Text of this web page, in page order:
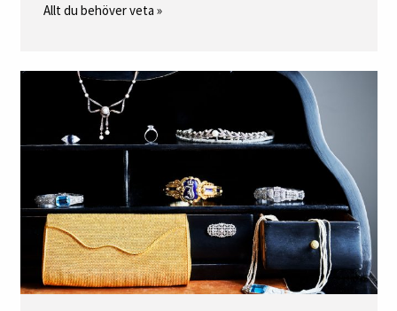
Allt du behöver veta »